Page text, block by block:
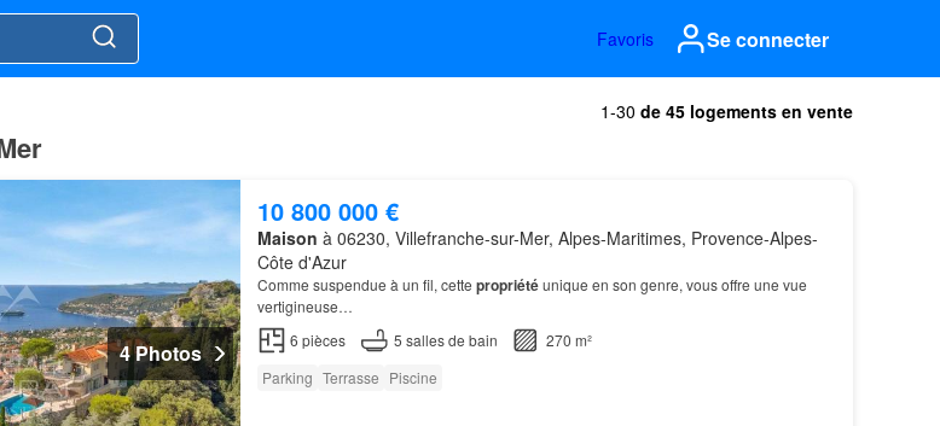
Favoris Se connecter
1-30 de 45 logements en vente
4 Photos
10 800 000 €
Maison à 06230, Villefranche-sur-Mer, Alpes-Maritimes, Provence-Alpes-
Côte d'Azur
Comme suspendue à un fil, cette propriétéunique en son genre, vous offre une vue
vertigineuse…
6 pièces 5 salles de bain
270 m²
Parking Terrasse Piscine